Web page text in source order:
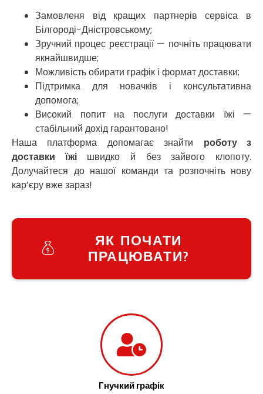
Замовленя від кращих партнерів сервіса в
Білгороді-Дністровському;
Зручний процес реєстрації — почніть працювати
якнайшвидше;
Можливість обирати графік і формат доставки;
Підтримка для новачків і консультативна
допомога;
Високий попит на послуги доставки їжі —
стабільний дохід гарантовано!
Наша платформа допомагає знайти роботу з
доставки їжішвидко й без зайвого клопоту.
Долучайтеся до нашої команди та розпочніть нову
кар’єру вже зараз!
ЯК ПОЧАТИ
ПРАЦЮВАТИ?
Гнучкий графік
Вишневе
Віта-Поштова
Вовчинець
Вознесенськ
Вишгород
Яготин
Южне
Южноукраїнськ
Запоріжжя
Зарічани
Зазим’я
Здолбунів
Жовті Води
Житомир
Знам’янка
Звягель